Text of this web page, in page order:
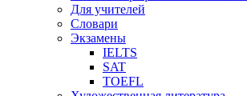
Для учителей
Словари
Экзамены
IELTS
SAT
TOEFL